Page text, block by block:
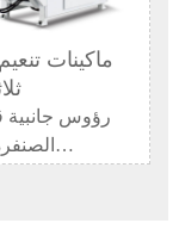
FR1300N
ماكينات
رؤوس جانبية